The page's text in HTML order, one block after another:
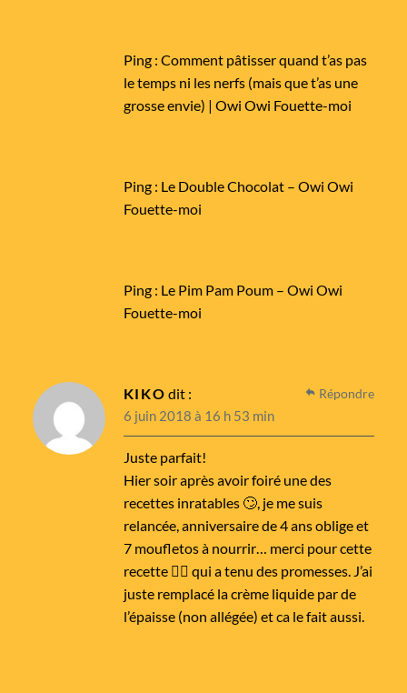
Ping : Comment pâtisser quand t’as pas
le temps ni les nerfs (mais que t’as une
grosse envie) | Owi Owi Fouette-moi
Ping : Le Double Chocolat – Owi Owi
Fouette-moi
Ping : Le Pim Pam Poum – Owi Owi
Fouette-moi
KIKO dit :
6 juin 2018 à 16 h 53 min
Juste parfait!
Hier soir après avoir foiré une des
recettes inratables 🙄, je me suis
relancée, anniversaire de 4 ans oblige et
7 moufletos à nourrir… merci pour cette
recette 👌🏼 qui a tenu des promesses. J’ai
juste remplacé la crème liquide par de
l’épaisse (non allégée) et ca le fait aussi.
Répondre